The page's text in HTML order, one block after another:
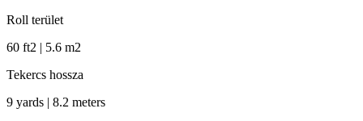
Roll terület
60 ft2 | 5.6 m2
Tekercs hossza
9 yards | 8.2 meters